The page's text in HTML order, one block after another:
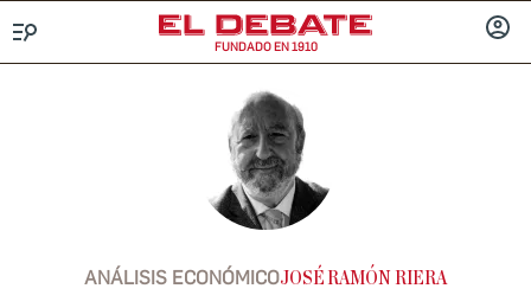
FUNDADO EN 1910
ANÁLISIS ECONÓMICOJOSÉ RAMÓN RIERA